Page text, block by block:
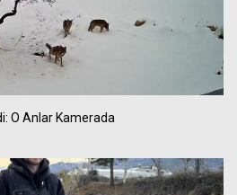
O Anlar Kamerada